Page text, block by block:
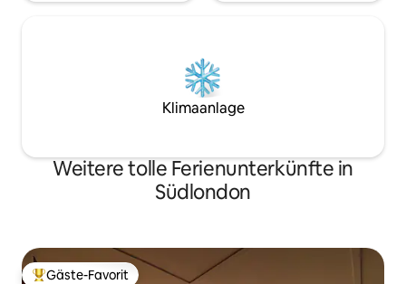
Klimaanlage
Weitere tolle Ferienunterkünfte in
Südlondon
Gäste-Favorit